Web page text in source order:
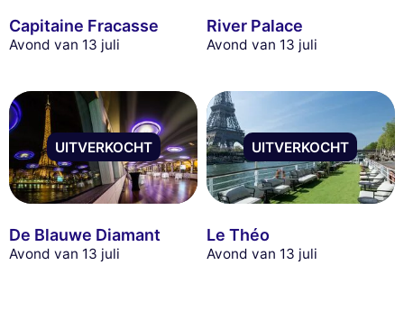
Capitaine Fracasse
Avond van 13 juli
River Palace
Avond van 13 juli
UITVERKOCHT
De Blauwe Diamant
Avond van 13 juli
UITVERKOCHT
Le Théo
Avond van 13 juli